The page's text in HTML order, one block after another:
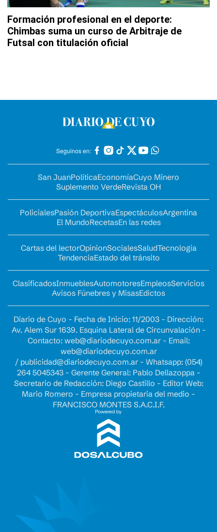
Formación profesional en el deporte:
Chimbas suma un curso de Arbitraje de
Futsal con titulación oficial
Seguinos en:
San JuanPolíticaEconomíaCuyo Minero
Suplemento VerdeRevista OH
PolicialesPasión DeportivaEspectáculosArgentina
El MundoRecetasEn las redes
Cartas del lectorOpinionSocialesSaludTecnología
TendenciaEstado del tránsito
ClasificadosInmueblesAutomotoresEmpleosServicios
Avisos Fúnebres y MisasEdictos
Diario de Cuyo - Fecha de Inicio: 11/2003 - Dirección:
Av. Alem Sur 1639. Esquina Lateral de Circunvalación -
Contacto: web@diariodecuyo.com.ar- Email:
web@diariodecuyo.com.ar
/ publicidad@diariodecuyo.com.ar- Whatsapp: (054)
264 5045343 - Gerente General: Pablo Dellazoppa -
Secretario de Redacción: Diego Castillo - Editor Web:
Mario Romero - Empresa propietaria del medio -
FRANCISCO MONTES S.A.C.I.F.